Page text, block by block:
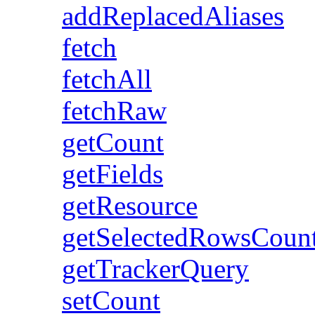
addReplacedAliases
fetch
fetchAll
fetchRaw
getCount
getFields
getResource
getTrackerQuery
setCount